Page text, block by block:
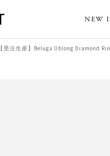
NEW
【受注生産】Beluga Oblong Diamond